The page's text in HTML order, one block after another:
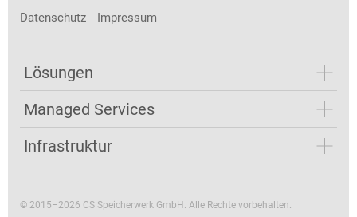
Datenschutz Impressum
Lösungen
Managed Services
Infrastruktur
© 2015–2026 CS Speicherwerk GmbH. Alle Rechte vorbehalten.